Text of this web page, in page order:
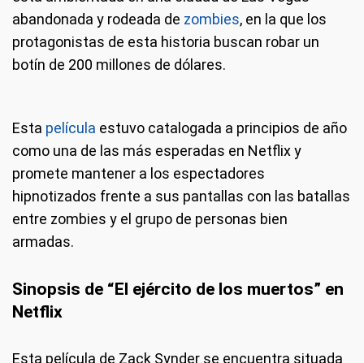
abandonada y rodeada de zombies, en la que los
protagonistas de esta historia buscan robar un
botín de 200 millones de dólares.
Esta película estuvo catalogada a principios de año
como una de las más esperadas en Netflix y
promete mantener a los espectadores
hipnotizados frente a sus pantallas con las batallas
entre zombies y el grupo de personas bien
armadas.
Sinopsis de “El ejército de los muertos” en
Netflix
Esta película de Zack Synder se encuentra situada